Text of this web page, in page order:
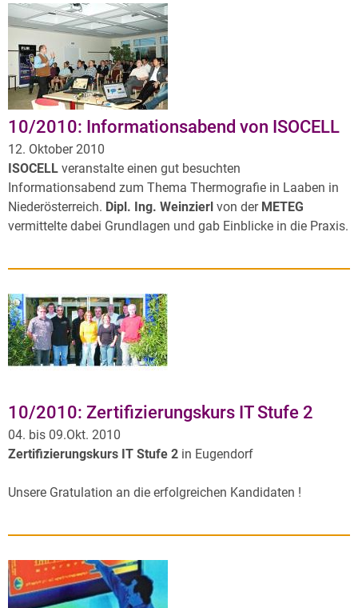
10/2010: Informationsabend von ISOCELL
12. Oktober 2010
ISOCELL veranstalte einen gut besuchten
Informationsabend zum Thema Thermografie in Laaben in
Niederösterreich. Dipl. Ing. Weinzierl von der METEG
vermittelte dabei Grundlagen und gab Einblicke in die Praxis.
10/2010: Zertifizierungskurs IT Stufe 2
04. bis 09.Okt. 2010
Zertifizierungskurs IT Stufe 2 in Eugendorf
Unsere Gratulation an die erfolgreichen Kandidaten !